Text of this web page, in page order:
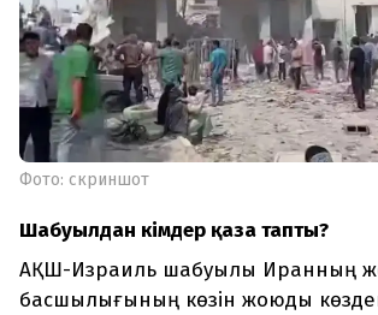
Фото: скриншот
Шабуылдан кімдер қаза тапты?
АҚШ-Израиль шабуылы Иранның
басшылығының көзін жоюды